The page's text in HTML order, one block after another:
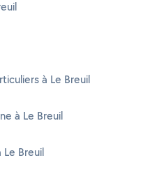
à Le Breuil
à Le Breuil
Breuil